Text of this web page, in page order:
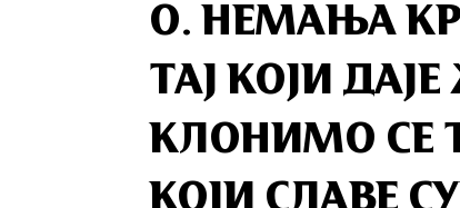
О. НЕМАЊА
ТАЈ КОЈИ
КЛОНИМО СЕ
КОЈИ СЛАВЕ